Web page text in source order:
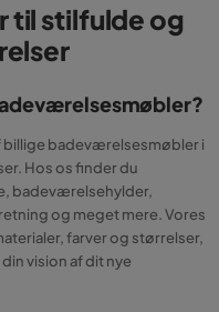
til stilfulde og
billige badeværelsesmøbler i
Hos os finder du
badeværelsehylder,
og meget mere. Vores
farver og størrelser,
vision af dit nye